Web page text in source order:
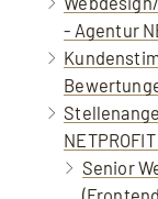
- Agentur
Senior